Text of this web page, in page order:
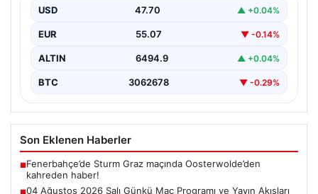
oldukça hareketli ve heyecan verici bir…
USD 47.70 ▲ +0.04%
EUR 55.07 ▼ -0.14%
ALTIN 6494.9 ▲ +0.04%
BTC 3062678 ▼ -0.29%
Son Eklenen Haberler
■Fenerbahçe’de Sturm Graz maçında Oosterwolde’den
kahreden haber!
■04 Ağustos 2026 Salı Günkü Maç Programı ve Yayın Akışları